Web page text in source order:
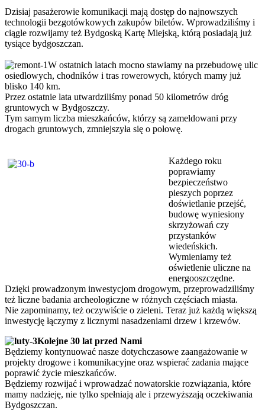
Dzisiaj pasażerowie komunikacji mają dostęp do najnowszych
technologii bezgotówkowych zakupów biletów. Wprowadziliśmy i
ciągle rozwijamy też Bydgoską Kartę Miejską, którą posiadają już
tysiące bydgoszczan.
W ostatnich latach mocno stawiamy na przebudowę ulic
osiedlowych, chodników i tras rowerowych, których mamy już
blisko 140 km.
Przez ostatnie lata utwardziliśmy ponad 50 kilometrów dróg
gruntowych w Bydgoszczy.
Tym samym liczba mieszkańców, którzy są zameldowani przy
drogach gruntowych, zmniejszyła się o połowę.
Każdego roku
poprawiamy
bezpieczeństwo
pieszych poprzez
doświetlanie przejść,
budowę wyniesiony
skrzyżowań czy
przystanków
wiedeńskich.
Wymieniamy też
oświetlenie uliczne na
energooszczędne.
Dzięki prowadzonym inwestycjom drogowym, przeprowadziliśmy
też liczne badania archeologiczne w różnych częściach miasta.
Nie zapominamy, też oczywiście o zieleni. Teraz już każdą większą
inwestycję łączymy z licznymi nasadzeniami drzew i krzewów.
Kolejne 30 lat przed Nami
Będziemy kontynuować nasze dotychczasowe zaangażowanie w
projekty drogowe i komunikacyjne oraz wspierać zadania mające
poprawić życie mieszkańców.
Będziemy rozwijać i wprowadzać nowatorskie rozwiązania, które
mamy nadzieję, nie tylko spełniają ale i przewyższają oczekiwania
Bydgoszczan.